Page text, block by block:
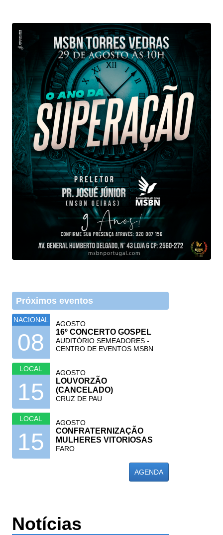
Próximos eventos
NACIONAL
08
AGOSTO
16º CONCERTO GOSPEL
AUDITÓRIO SEMEADORES -
CENTRO DE EVENTOS MSBN
LOCAL
15
AGOSTO
LOUVORZÃO
(CANCELADO)
CRUZ DE PAU
LOCAL
15
AGOSTO
CONFRATERNIZAÇÃO
MULHERES VITORIOSAS
FARO
AGENDA
Notícias